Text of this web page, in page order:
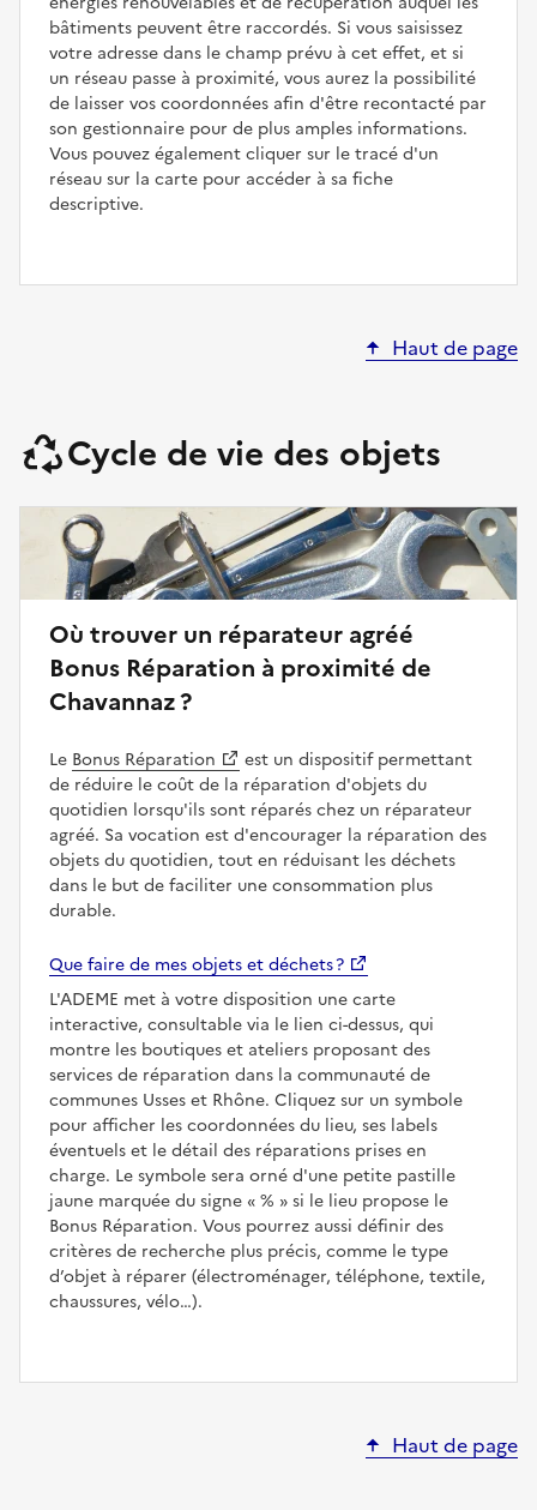
bâtiments peuvent être raccordés. Si vous saisissez
votre adresse dans le champ prévu à cet effet, et si
un réseau passe à proximité, vous aurez la possibilité
de laisser vos coordonnées afin d'être recontacté par
son gestionnaire pour de plus amples informations.
Vous pouvez également cliquer sur le tracé d'un
réseau sur la carte pour accéder à sa fiche
descriptive.
Haut de page
Cycle de vie des objets
Où trouver un réparateur agréé
Bonus Réparation à proximité de
Chavannaz ?
Le Bonus Réparation
est un dispositif permettant
de réduire le coût de la réparation d'objets du
quotidien lorsqu'ils sont réparés chez un réparateur
agréé. Sa vocation est d'encourager la réparation des
objets du quotidien, tout en réduisant les déchets
dans le but de faciliter une consommation plus
durable.
Que faire de mes objets et déchets ?
L'ADEME met à votre disposition une carte
interactive, consultable via le lien ci-dessus, qui
montre les boutiques et ateliers proposant des
services de réparation dans la communauté de
communes Usses et Rhône. Cliquez sur un symbole
pour afficher les coordonnées du lieu, ses labels
éventuels et le détail des réparations prises en
charge. Le symbole sera orné d'une petite pastille
jaune marquée du signe
%
si le lieu propose le
Bonus Réparation. Vous pourrez aussi définir des
critères de recherche plus précis, comme le type
d’objet à réparer (électroménager, téléphone, textile,
chaussures, vélo…).
Haut de page